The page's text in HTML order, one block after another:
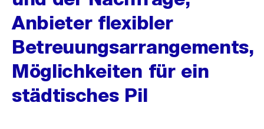
Anbieter flexibler
Betreuungsarrangements,
Möglichkeiten für ein
städtisches Pil